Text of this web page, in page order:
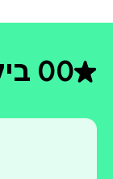
0דירוג
0 ביקורות